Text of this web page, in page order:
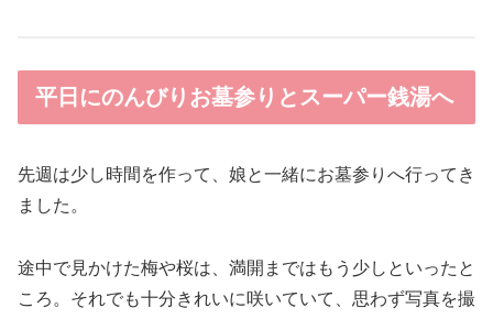
平日にのんびりお墓参りとスーパー銭湯へ
先週は少し時間を作って、娘と一緒にお墓参りへ行ってき
ました。
途中で見かけた梅や桜は、満開まではもう少しといったと
ころ。それでも十分きれいに咲いていて、思わず写真を撮